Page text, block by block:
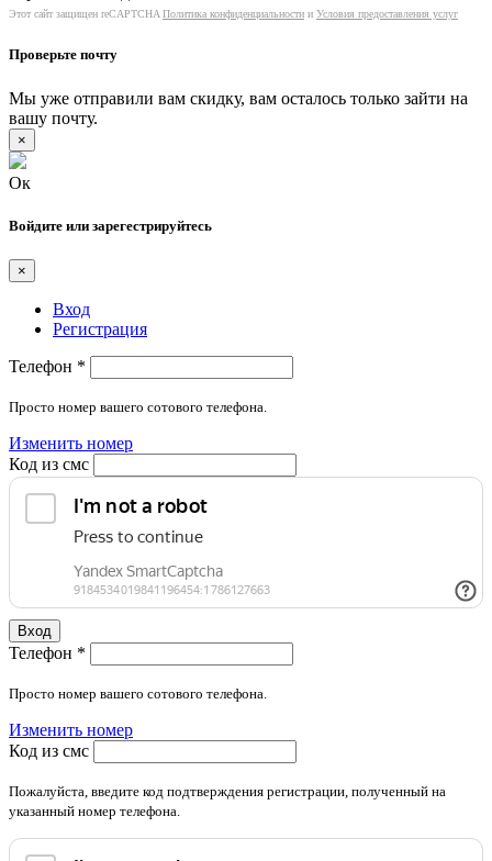
Этот сайт защищен reCAPTCHAПолитика конфиденциальности и Условия предоставления услуг
Проверьте почту
Мы уже отправили вам скидку, вам осталось только зайти на
вашу почту.
×
Ок
Войдите или зарегестрируйтесь
×
Вход
Регистрация
Телефон *
Просто номер вашего сотового телефона.
Изменить номер
Код из смс
Вход
Телефон *
Просто номер вашего сотового телефона.
Изменить номер
Код из смс
Пожалуйста, введите код подтверждения регистрации, полученный на
указанный номер телефона.